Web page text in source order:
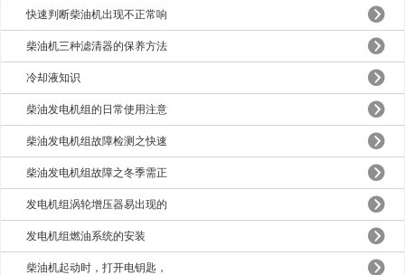
快速判断柴油机出现不正常响
柴油机三种滤清器的保养方法
冷却液知识
柴油发电机组的日常使用注意
柴油发电机组故障检测之快速
柴油发电机组故障之冬季需正
发电机组涡轮增压器易出现的
发电机组燃油系统的安装
柴油机起动时，打开电钥匙，